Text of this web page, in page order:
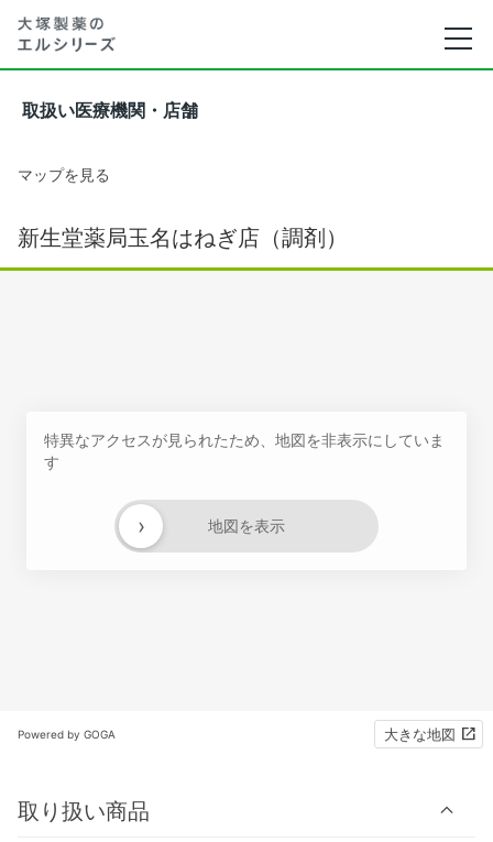
取扱い医療機関・店舗
マップを見る
新生堂薬局玉名はねぎ店（調剤）
特異なアクセスが見られたため、地図を非表示にしていま
す
地図を表示
›
Powered by GOGA 大きな地図
取り扱い商品